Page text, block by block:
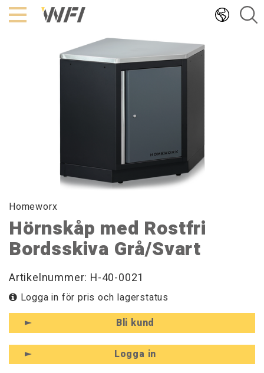
Hoppa
till
Homeworx
Hörnskåp med Rostfri
Bordsskiva Grå/Svart
Artikelnummer: H-40-0021
Logga in för pris och lagerstatus
Bli kund
Logga in